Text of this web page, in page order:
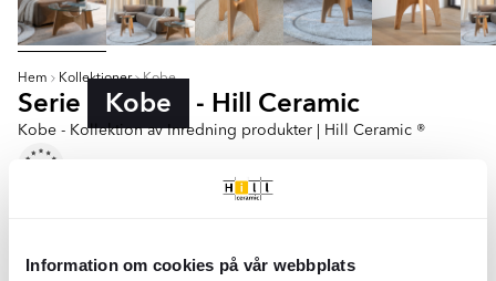
Information om cookies på vår webbplats
Hem Kollektioner Kobe
Serie Kobe - Hill Ceramic
Kobe - Kollektion av Inredning produkter | Hill Ceramic ®
Trå